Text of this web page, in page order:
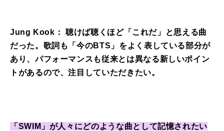
Jung Kook： 聴けば聴くほど「これだ」と思える曲
だった。歌詞も「今のBTS」をよく表している部分が
あり、パフォーマンスも従来とは異なる新しいポイン
トがあるので、注目していただきたい。
「SWIM」が人々にどのような曲として記憶されたい